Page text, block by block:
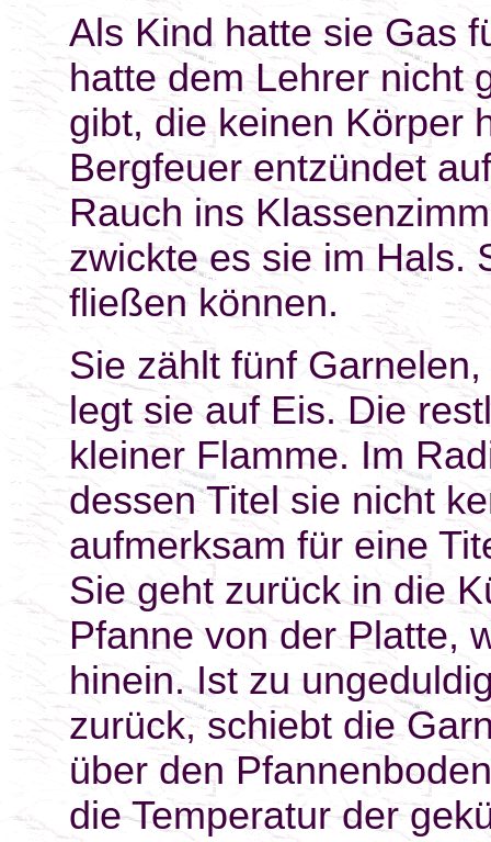
Als Kind hatte sie Gas
hatte dem Lehrer nicht
gibt, die keinen Körper
Bergfeuer entzündet
Rauch ins
zwickte es sie im Hals.
fließen können.
Sie zählt fünf
legt sie auf Eis. Die
kleiner Flamme. Im
dessen Titel sie nicht
aufmerksam für eine
Sie geht zurück in die
Pfanne von der Platte,
hinein. Ist zu
zurück, schiebt die
über den
die Temperatur der